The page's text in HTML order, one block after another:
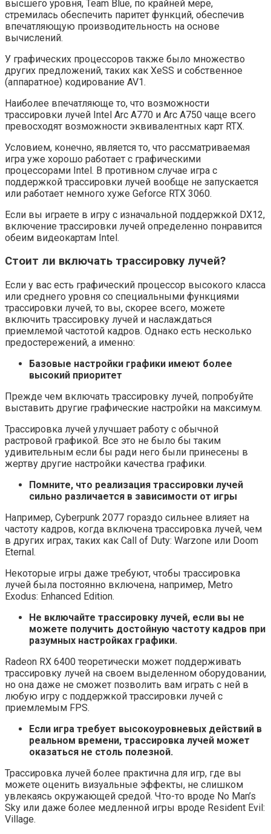
высшего уровня, Team Blue, по крайней мере,
стремилась обеспечить паритет функций, обеспечив
впечатляющую производительность на основе
вычислений.
У графических процессоров также было множество
других предложений, таких как XeSS и собственное
(аппаратное) кодирование AV1.
Наиболее впечатляюще то, что возможности
трассировки лучей Intel Arc A770 и Arc A750 чаще всего
превосходят возможности эквивалентных карт RTX.
Условием, конечно, является то, что рассматриваемая
игра уже хорошо работает с графическими
процессорами Intel. В противном случае игра с
поддержкой трассировки лучей вообще не запускается
или работает немного хуже Geforce RTX 3060.
Если вы играете в игру с изначальной поддержкой DX12,
включение трассировки лучей определенно понравится
обеим видеокартам Intel.
Стоит ли включать трассировку лучей?
Если у вас есть графический процессор высокого класса
или среднего уровня со специальными функциями
трассировки лучей, то вы, скорее всего, можете
включить трассировку лучей и наслаждаться
приемлемой частотой кадров. Однако есть несколько
предостережений, а именно:
Базовые настройки графики имеют более
высокий приоритет
Прежде чем включать трассировку лучей, попробуйте
выставить другие графические настройки на максимум.
Трассировка лучей улучшает работу с обычной
растровой графикой. Все это не было бы таким
удивительным если бы ради него были принесены в
жертву другие настройки качества графики.
Помните, что реализация трассировки лучей
сильно различается в зависимости от игры
Например, Cyberpunk 2077 гораздо сильнее влияет на
частоту кадров, когда включена трассировка лучей, чем
в других играх, таких как Call of Duty: Warzone или Doom
Eternal.
Некоторые игры даже требуют, чтобы трассировка
лучей была постоянно включена, например, Metro
Exodus: Enhanced Edition.
Не включайте трассировку лучей, если вы не
можете получить достойную частоту кадров при
разумных настройках графики.
Radeon RX 6400 теоретически может поддерживать
трассировку лучей на своем выделенном оборудовании,
но она даже не сможет позволить вам играть с ней в
любую игру с поддержкой трассировки лучей с
приемлемым FPS.
Если игра требует высокоуровневых действий в
реальном времени, трассировка лучей может
оказаться не столь полезной.
Трассировка лучей более практична для игр, где вы
можете оценить визуальные эффекты, не слишком
увлекаясь окружающей средой. Что-то вроде No Man’s
Sky или даже более медленной игры вроде Resident Evil:
Village.